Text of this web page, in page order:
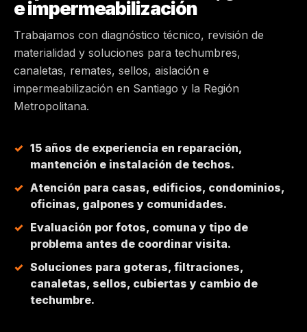
MAIPÚ
PEÑALOLÉN
HUECHURABA
e impermeabilización
Trabajamos con diagnóstico técnico, revisión de
materialidad y soluciones para techumbres,
canaletas, remates, sellos, aislación e
impermeabilización en Santiago y la Región
Metropolitana.
15 años de experiencia en reparación,
mantención e instalación de techos.
Atención para casas, edificios, condominios,
oficinas, galpones y comunidades.
Evaluación por fotos, comuna y tipo de
problema antes de coordinar visita.
Soluciones para goteras, filtraciones,
canaletas, sellos, cubiertas y cambio de
techumbre.